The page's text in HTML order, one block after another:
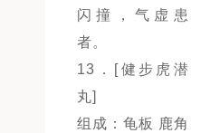
闪撞，气虚患
者。
13．[健步虎潜
丸]
组成：龟板 鹿角